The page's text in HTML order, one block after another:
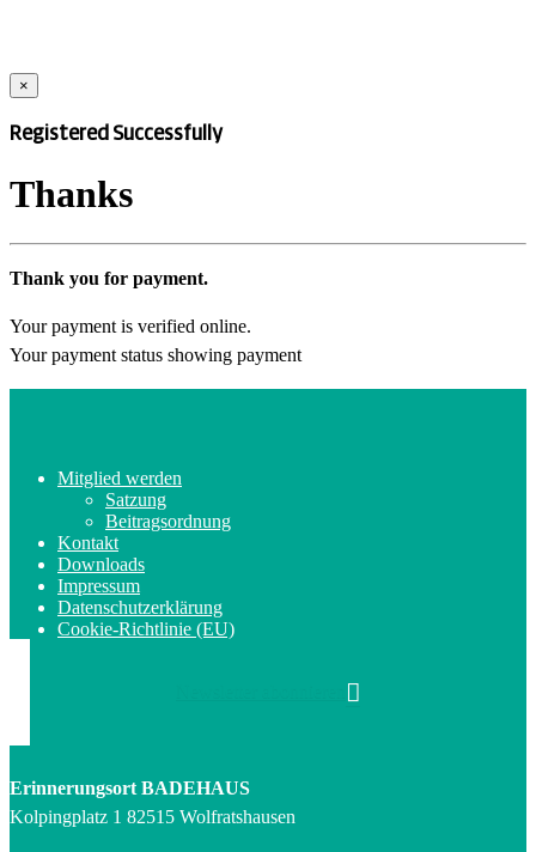
×
Registered Successfully
Thanks
Thank you for payment.
Your payment is verified online.
Your payment status showing payment
Mitglied werden
Satzung
Beitragsordnung
Kontakt
Downloads
Impressum
Datenschutzerklärung
Cookie-Richtlinie (EU)
Erinnerungsort BADEHAUS
Kolpingplatz 1 82515 Wolfratshausen